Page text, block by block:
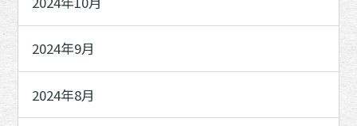
2024年9月
2024年8月